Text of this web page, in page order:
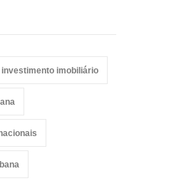
investimento imobiliário